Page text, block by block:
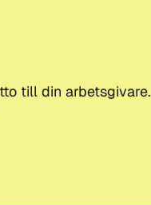
till din arbetsgivare.